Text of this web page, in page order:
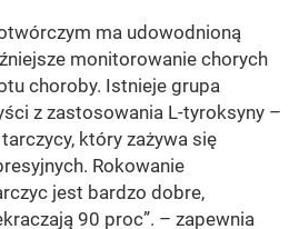
ma udowodnioną
monitorowanie chorych
choroby. Istnieje grupa
z zastosowania L-tyroksyny –
który zażywa się
Rokowanie
jest bardzo dobre,
90 proc”. – zapewnia